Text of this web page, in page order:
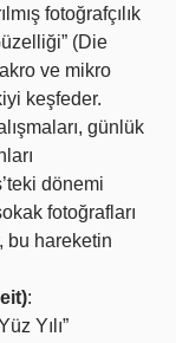
fotoğrafçılık
(Die
ve mikro
keşfeder.
günlük
dönemi
fotoğrafları
bu hareketin
:
Yılı”